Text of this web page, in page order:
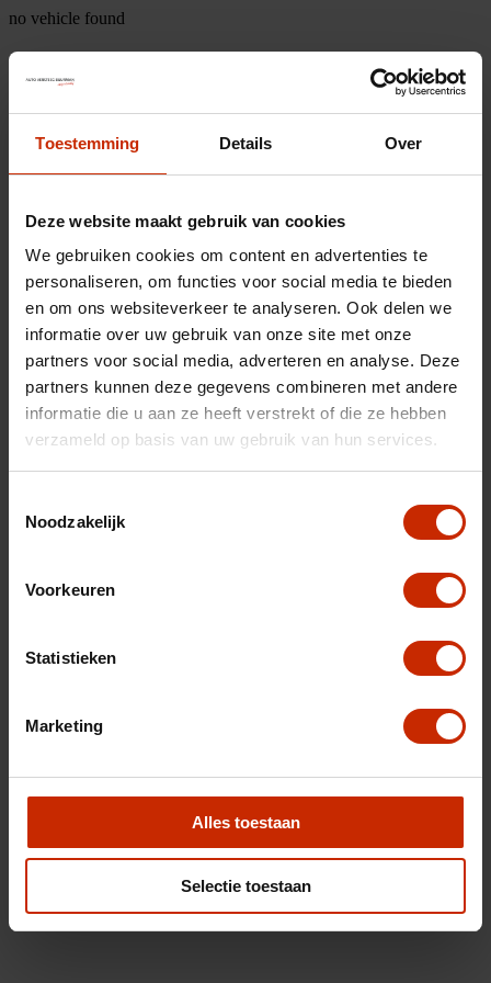
Toestemming Details Over
Deze website maakt gebruik van cookies
We gebruiken cookies om content en advertenties te
personaliseren, om functies voor social media te bieden
en om ons websiteverkeer te analyseren. Ook delen we
informatie over uw gebruik van onze site met onze
partners voor social media, adverteren en analyse. Deze
partners kunnen deze gegevens combineren met andere
informatie die u aan ze heeft verstrekt of die ze hebben
verzameld op basis van uw gebruik van hun services.
Noodzakelijk
Voorkeuren
Statistieken
Marketing
Alles toestaan
Selectie toestaan
no vehicle found